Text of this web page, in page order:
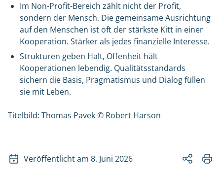
Im Non-Profit-Bereich zählt nicht der Profit,
sondern der Mensch. Die gemeinsame Ausrichtung
auf den Menschen ist oft der stärkste Kitt in einer
Kooperation. Stärker als jedes finanzielle Interesse.
Strukturen geben Halt, Offenheit hält
Kooperationen lebendig. Qualitätsstandards
sichern die Basis, Pragmatismus und Dialog füllen
sie mit Leben.
Titelbild: Thomas Pavek © Robert Harson
Veröffentlicht am 8. Juni 2026